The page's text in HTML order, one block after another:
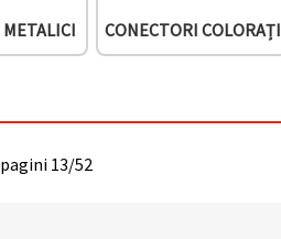
CONECTORI COLORAȚI
13/52